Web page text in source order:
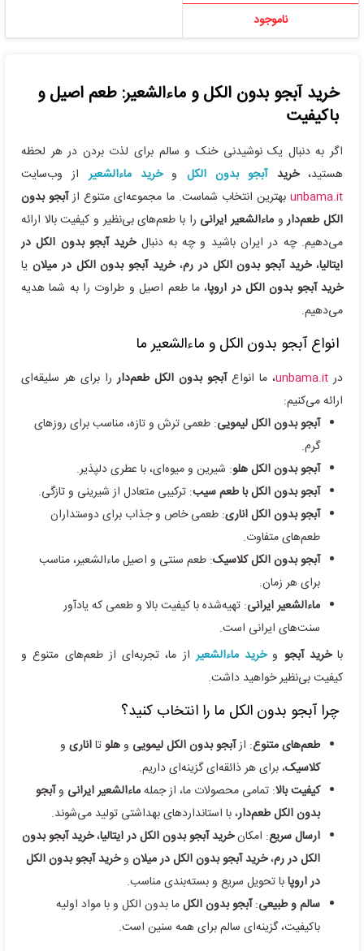
ناموجود
خرید آبجو بدون الکل و ماءالشعیر: طعم اصیل و
باکیفیت
اگر به دنبال یک نوشیدنی خنک و سالم برای لذت بردن در هر لحظه
هستید،خریدآبجو بدون الکل وخرید ماءالشعیر از وب‌سایت
unbama.itبهترین انتخاب شماست. ما مجموعه‌ای متنوع ازآبجو بدون
الکل طعم‌دارو ماءالشعیر ایرانی را با طعم‌های بی‌نظیر و کیفیت بالا ارائه
می‌دهیم. چه در ایران باشید و چه به دنبالخرید آبجو بدون الکل در
ایتالیا،خرید آبجو بدون الکل در رم،خرید آبجو بدون الکل در میلان یا
خرید آبجو بدون الکل در اروپا، ما طعم اصیل و طراوت را به شما هدیه
می‌دهیم.
انواع آبجو بدون الکل و ماءالشعیر ما
در unbama.it، ما انواعآبجو بدون الکل طعم‌داررا برای هر سلیقه‌ای
ارائه می‌کنیم:
آبجو بدون الکل لیمویی: طعمی ترش و تازه، مناسب برای روزهای
گرم.
آبجو بدون الکل هلو: شیرین و میوه‌ای، با عطری دلپذیر.
آبجو بدون الکل با طعم سیب: ترکیبی متعادل از شیرینی و تازگی.
آبجو بدون الکل اناری: طعمی خاص و جذاب برای دوستداران
طعم‌های متفاوت.
آبجو بدون الکل کلاسیک: طعم سنتی و اصیل ماءالشعیر، مناسب
برای هر زمان.
ماءالشعیر ایرانی: تهیه‌شده با کیفیت بالا و طعمی که یادآور
سنت‌های ایرانی است.
باخرید آبجو وخرید ماءالشعیر از ما، تجربه‌ای از طعم‌های متنوع و
کیفیت بی‌نظیر خواهید داشت.
چرا آبجو بدون الکل ما را انتخاب کنید؟
طعم‌های متنوع: ازآبجو بدون الکل لیمویی و هلوتااناریو
کلاسیک، برای هر ذائقه‌ای گزینه‌ای داریم.
کیفیت بالا: تمامی محصولات ما، از جملهماءالشعیر ایرانی وآبجو
بدون الکل طعم‌دار، با استانداردهای بهداشتی تولید می‌شوند.
ارسال سریع: امکانخرید آبجو بدون الکل در ایتالیا،خرید آبجو بدون
الکل در رم،خرید آبجو بدون الکل در میلانوخرید آبجو بدون الکل
در اروپابا تحویل سریع و بسته‌بندی مناسب.
سالم و طبیعی:آبجو بدون الکلما بدون الکل و با مواد اولیه
باکیفیت، گزینه‌ای سالم برای همه سنین است.